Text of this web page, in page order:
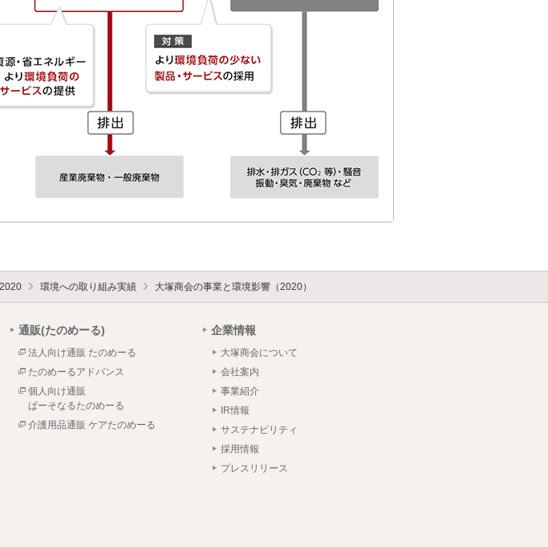
環境への取り組み実績 大塚商会の事業と環境影響（2020）
通販(たのめーる)
法人向け通販 たのめーる
たのめーるアドバンス
個人向け通販
ぱーそなるたのめーる
介護用品通販 ケアたのめーる
企業情報
大塚商会について
会社案内
事業紹介
IR情報
サステナビリティ
採用情報
プレスリリース